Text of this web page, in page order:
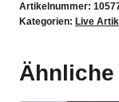
Artikelnummer:
Kategorien: Live